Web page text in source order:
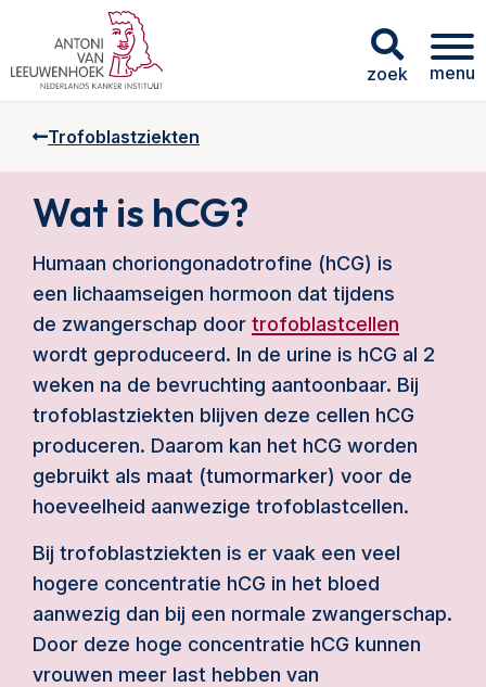
zoek menu
Trofoblastziekten
Wat is hCG?
Humaan choriongonadotrofine (hCG) is
een lichaamseigen hormoon dat tijdens
de zwangerschap door trofoblastcellen
wordt geproduceerd. In de urine is hCG al 2
weken na de bevruchting aantoonbaar. Bij
trofoblastziekten blijven deze cellen hCG
produceren. Daarom kan het hCG worden
gebruikt als maat (tumormarker) voor de
hoeveelheid aanwezige trofoblastcellen.
Bij trofoblastziekten is er vaak een veel
hogere concentratie hCG in het bloed
aanwezig dan bij een normale zwangerschap.
Door deze hoge concentratie hCG kunnen
vrouwen meer last hebben van